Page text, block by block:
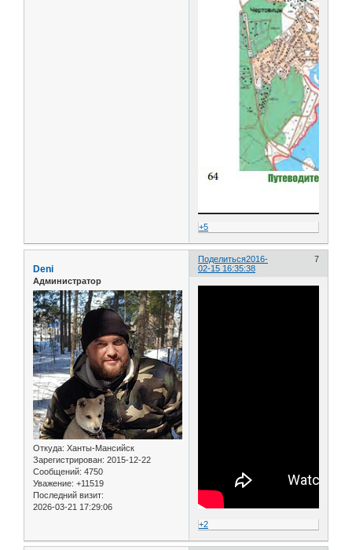
+5
Поделиться 7
2016-
02-15 16:35:38
Deni
Администратор
Откуда: Ханты-Мансийск
Зарегистрирован: 2015-12-22
Сообщений: 4750
Уважение: +11519
Последний визит:
2026-03-21 17:29:06
+2